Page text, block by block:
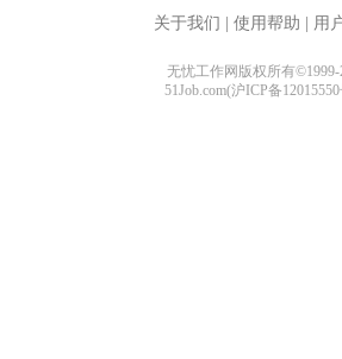
关于我们 使用帮助 用
无忧工作网版权所有©1999-
51Job.com(沪ICP备